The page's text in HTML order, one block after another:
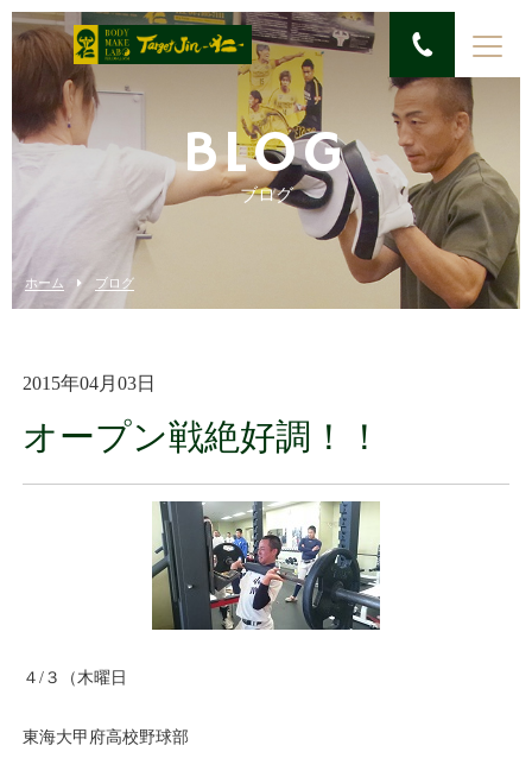
BLOG
ブログ
ホーム ブログ
2015年04月03日
オープン戦絶好調！！
４/３（木曜日
東海大甲府高校野球部